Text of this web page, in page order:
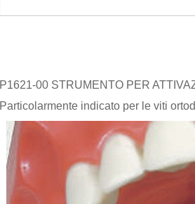
P1621-00 STRUMENTO PER
Particolarmente indicato per le viti